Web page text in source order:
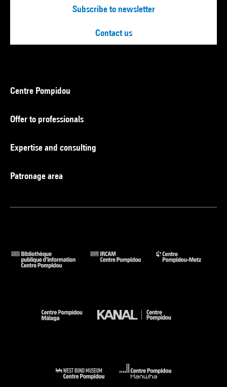
Subscribe to newsletter
Contact us
Centre Pompidou
Offer to professionals
Expertise and consulting
Patronage area